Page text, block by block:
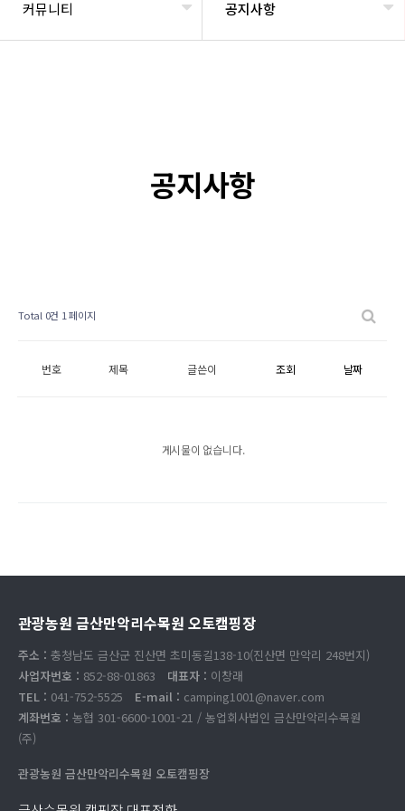
커뮤니티 공지사항
공지사항
Total 0건 1 페이지
번호 제목 글쓴이 조회 날짜
게시물이 없습니다.
관광농원 금산만악리수목원 오토캠핑장
주소 : 충청남도 금산군 진산면 초미동길138-10(진산면 만악리 248번지)
사업자번호 : 852-88-01863 대표자 : 이창래
TEL : 041-752-5525 E-mail : camping1001@naver.com
계좌번호 : 농협 301-6600-1001-21 / 농업회사법인 금산만악리수목원
(주)
관광농원 금산만악리수목원 오토캠핑장